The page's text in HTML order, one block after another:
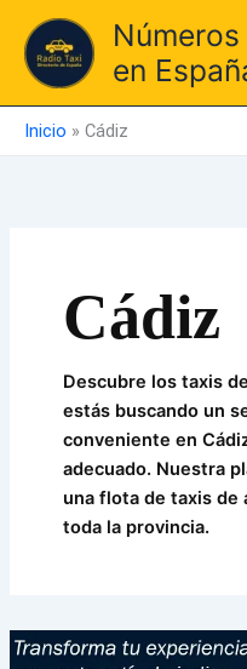
contenido
en
Inicio » Cádiz
Cádiz
Descubre los taxis
estás buscando un
conveniente en
adecuado. Nuestra
una flota de taxis de
toda la provincia.